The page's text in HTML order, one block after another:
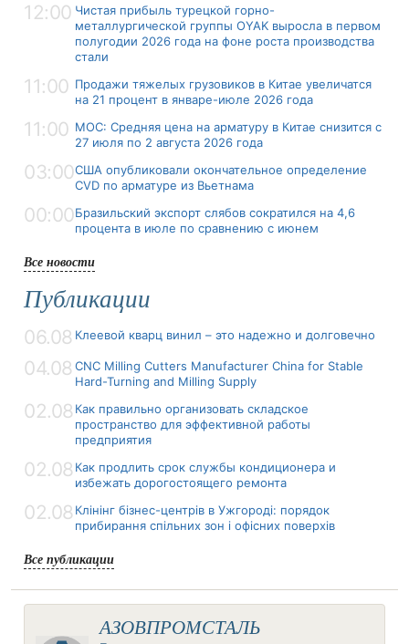
12:00 Чистая прибыль турецкой горно-
металлургической группы OYAK выросла в первом
полугодии 2026 года на фоне роста производства
стали
11:00 Продажи тяжелых грузовиков в Китае увеличатся
на 21 процент в январе-июле 2026 года
11:00 MOC: Средняя цена на арматуру в Китае снизится с
27 июля по 2 августа 2026 года
03:00США опубликовали окончательное определение
CVD по арматуре из Вьетнама
00:00Бразильский экспорт слябов сократился на 4,6
процента в июле по сравнению с июнем
Все новости
Публикации
06.08 Клеевой кварц винил – это надежно и долговечно
04.08 CNC Milling Cutters Manufacturer China for Stable
Hard-Turning and Milling Supply
02.08 Как правильно организовать складское
пространство для эффективной работы
предприятия
02.08 Как продлить срок службы кондиционера и
избежать дорогостоящего ремонта
02.08 Клінінг бізнес-центрів в Ужгороді: порядок
прибирання спільних зон і офісних поверхів
Все публикации
АЗОВПРОМСТАЛЬ